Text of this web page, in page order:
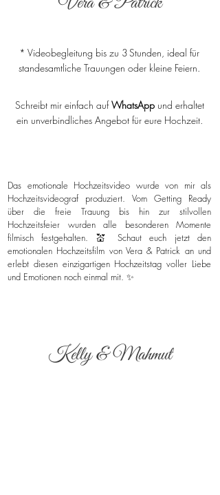
* Videobegleitung bis zu 3 Stunden, ideal für
standesamtliche Trauungen oder kleine Feiern.
Schreibt mir einfach aufWhatsAppund erhaltet
ein unverbindliches Angebot für eure Hochzeit.
Das emotionale Hochzeitsvideo wurde von mir als
Hochzeitsvideograf produziert. Vom Getting Ready
über die freie Trauung bis hin zur stilvollen
Hochzeitsfeier wurden alle besonderen Momente
filmisch festgehalten. 💒 Schaut euch jetzt den
emotionalen Hochzeitsfilm von Vera & Patrick an und
erlebt diesen einzigartigen Hochzeitstag voller Liebe
und Emotionen noch einmal mit. ✨
Kelly & Mahmut